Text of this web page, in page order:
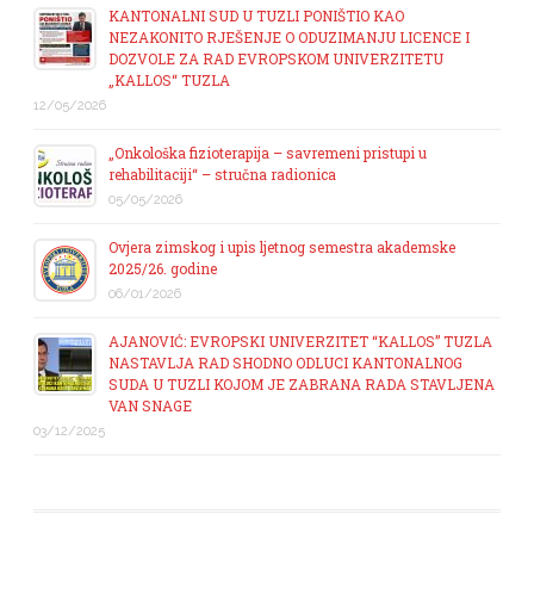
KANTONALNI SUD U TUZLI PONIŠTIO KAO
NEZAKONITO RJEŠENJE O ODUZIMANJU LICENCE I
DOZVOLE ZA RAD EVROPSKOM UNIVERZITETU
„KALLOS“ TUZLA
12/05/2026
„Onkološka fizioterapija – savremeni pristupi u
rehabilitaciji“ – stručna radionica
05/05/2026
Ovjera zimskog i upis ljetnog semestra akademske
2025/26. godine
06/01/2026
AJANOVIĆ: EVROPSKI UNIVERZITET “KALLOS” TUZLA
NASTAVLJA RAD SHODNO ODLUCI KANTONALNOG
SUDA U TUZLI KOJOM JE ZABRANA RADA STAVLJENA
VAN SNAGE
03/12/2025